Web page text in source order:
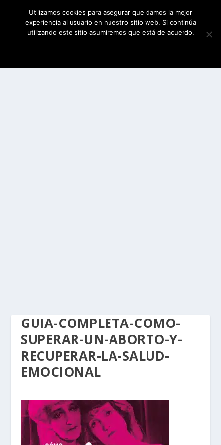
GUIA-COMPLETA-COMO-
SUPERAR-UN-ABORTO-Y-
RECUPERAR-LA-SALUD-
EMOCIONAL
Utilizamos cookies para asegurar que damos la mejor
experiencia al usuario en nuestro sitio web. Si continúa
utilizando este sitio asumiremos que está de acuerdo.